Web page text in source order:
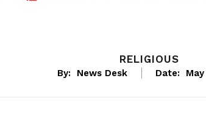
RELIGIOUS
By: News Desk Date: